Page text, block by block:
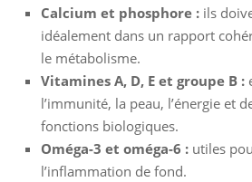
Calcium et phosphore : ils
idéalement dans un rapport
le métabolisme.
Vitamines A, D, E et groupe B :
l’immunité, la peau, l’énergie et
fonctions biologiques.
Oméga-3 et oméga-6 : utiles
l’inflammation de fond.